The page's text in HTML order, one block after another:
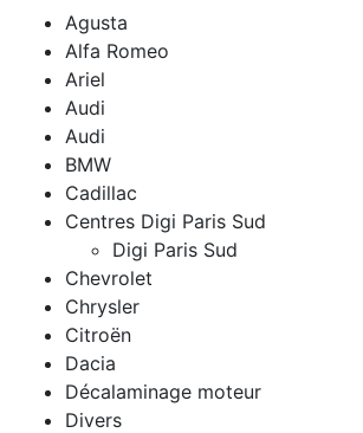
Agusta
Alfa Romeo
Ariel
Audi
Audi
BMW
Cadillac
Centres Digi Paris Sud
Digi Paris Sud
Chevrolet
Chrysler
Citroën
Dacia
Décalaminage moteur
Divers